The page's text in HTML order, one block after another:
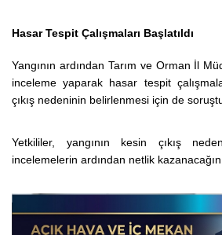
Hasar Tespit Çalışmaları Başlatıldı
Yangının ardından Tarım ve Orman İl
inceleme yaparak hasar tespit
çıkış nedeninin belirlenmesi için de
Yetkililer, yangının kesin çıkış
incelemelerin ardından netlik